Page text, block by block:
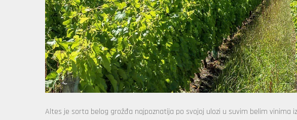
Altes je sorta belog grožđa najpoznatija po svojoj ulozi u suvim belim vinima